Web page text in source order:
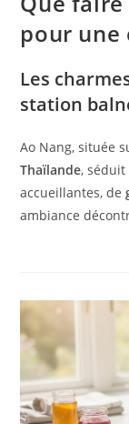
pour une
Les
station
Ao Nang, située
Thaïlande,
accueillantes, de
ambiance